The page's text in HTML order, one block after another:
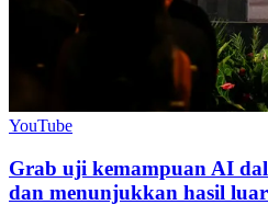
YouTube
Grab uji kemampuan AI
dan menunjukkan hasil